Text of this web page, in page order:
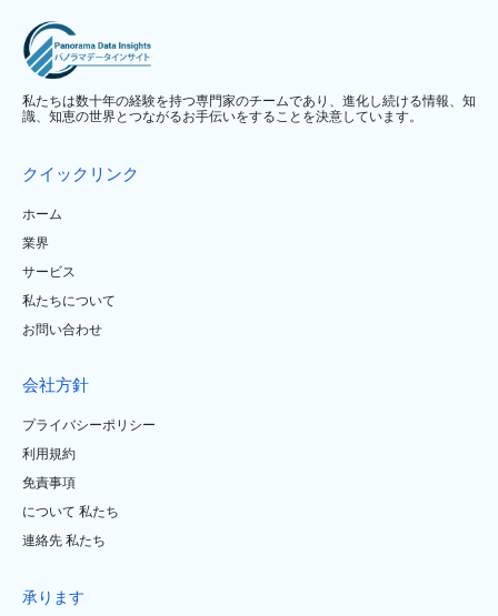
私たちは数十年の経験を持つ専門家のチームであり、進化し続ける情報、知
識、知恵の世界とつながるお手伝いをすることを決意しています。
クイックリンク
ホーム
業界
サービス
私たちについて
お問い合わせ
会社方針
プライバシーポリシー
利用規約
免責事項
について 私たち
連絡先 私たち
承ります